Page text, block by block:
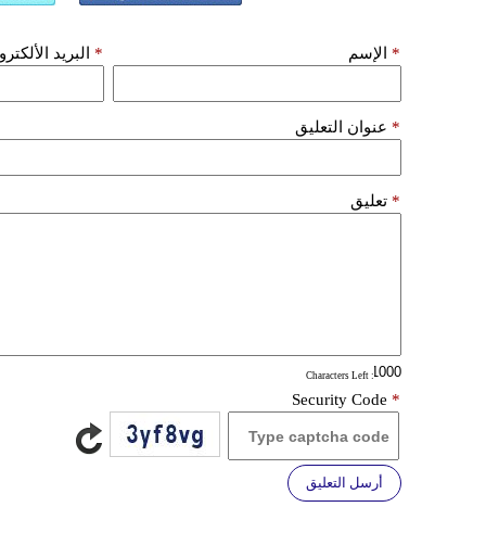
الإسم * البريد *
عنوان التعليق *
تعليق *
: Characters Left
Security Code *
أرسل التعليق